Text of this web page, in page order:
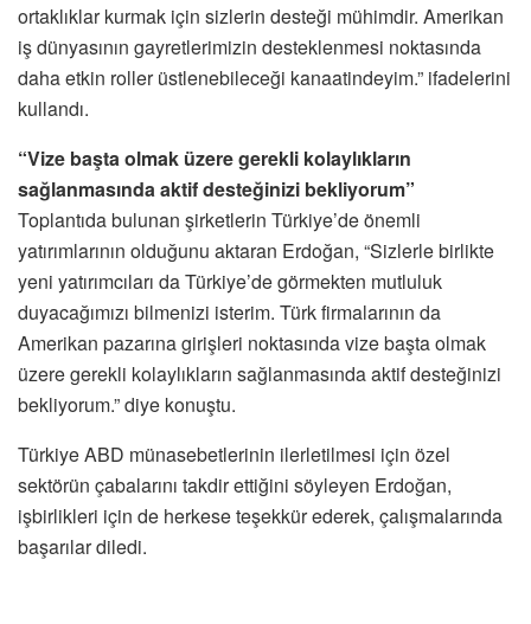
ortaklıklar kurmak için sizlerin desteği mühimdir. Amerikan
iş dünyasının gayretlerimizin desteklenmesi noktasında
daha etkin roller üstlenebileceği kanaatindeyim.” ifadelerini
kullandı.
“Vize başta olmak üzere gerekli kolaylıkların
sağlanmasında aktif desteğinizi bekliyorum”
Toplantıda bulunan şirketlerin Türkiye’de önemli
yatırımlarının olduğunu aktaran Erdoğan, “Sizlerle birlikte
yeni yatırımcıları da Türkiye’de görmekten mutluluk
duyacağımızı bilmenizi isterim. Türk firmalarının da
Amerikan pazarına girişleri noktasında vize başta olmak
üzere gerekli kolaylıkların sağlanmasında aktif desteğinizi
bekliyorum.” diye konuştu.
Türkiye ABD münasebetlerinin ilerletilmesi için özel
sektörün çabalarını takdir ettiğini söyleyen Erdoğan,
işbirlikleri için de herkese teşekkür ederek, çalışmalarında
başarılar diledi.